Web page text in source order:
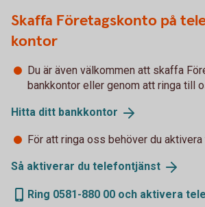
Skaffa Företagskonto på
kontor
Du är även välkommen att skaffa
bankkontor eller genom att ringa till
Hitta ditt bankkontor
För att ringa oss behöver du
Så aktiverar du telefontjänst
Ring 0581-880 00 och aktivera